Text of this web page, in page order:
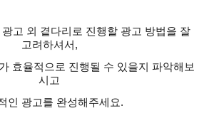
고 외 곁다리로 진행할 광고 방법을 잘
고려하셔서 ,
효율적으로 진행될 수 있을지 파악해보
시고
인 광고를 완성해주세요.